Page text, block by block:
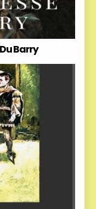
Barry